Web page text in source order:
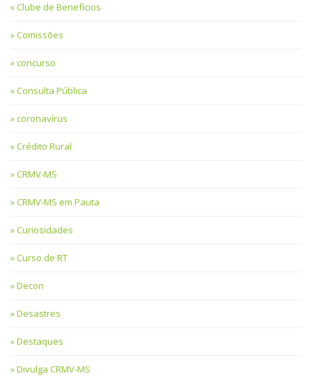
Clube de Benefícios
Comissões
concurso
Consulta Pública
coronavírus
Crédito Rural
CRMV-MS
CRMV-MS em Pauta
Curiosidades
Curso de RT
Decon
Desastres
Destaques
Divulga CRMV-MS